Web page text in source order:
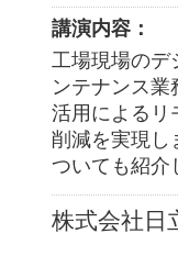
講演内容：
工場現場のデ
ンテナンス
活用によるリ
削減を実現し
ついても紹介
株式会社日